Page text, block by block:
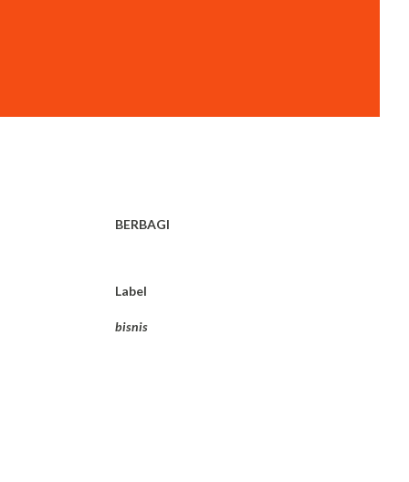
BERBAGI
Label
bisnis